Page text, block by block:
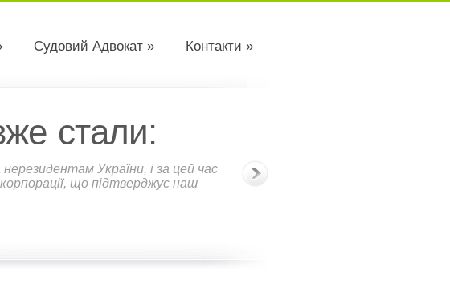
Судовий Адвокат » Контакти »
стали:
України, і за цей час
що підтверджує наш